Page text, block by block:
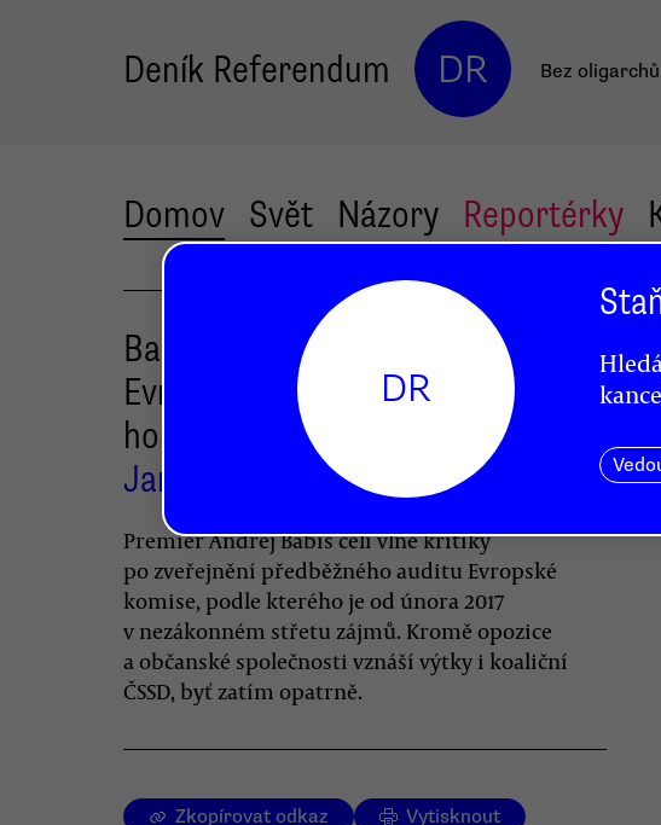
Deník Referendum DR Bez
Domov Svět Názory Reportérky
Babiš je po zveřejnění auditu
Evropské komise v obležení. Hájí
ho jen Agrofert
Jan Kašpárek
Premiér Andrej Babiš čelí vlně kritiky
po zveřejnění předběžného auditu Evropské
komise, podle kterého je od února 2017
v nezákonném střetu zájmů. Kromě opozice
a občanské společnosti vznáší výtky i koaliční
ČSSD, byť zatím opatrně.
Zkopírovat odkaz Vytisknout
DR